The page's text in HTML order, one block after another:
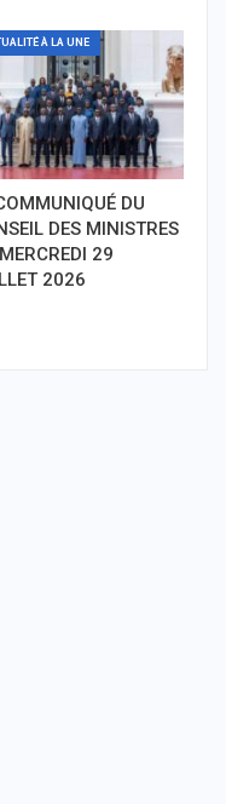
À LA UNE
DU
DES MINISTRES
29
2026